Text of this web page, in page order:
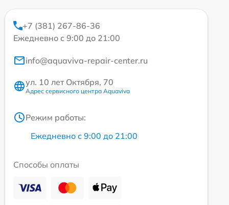
+7 (381) 267-86-36
Ежедневно с 9:00 до 21:00
info@aquaviva-repair-center.ru
ул. 10 лет Октября, 70
Адрес сервисного центра Aquaviva
Режим работы:
Ежедневно с 9:00 до 21:00
Способы оплаты